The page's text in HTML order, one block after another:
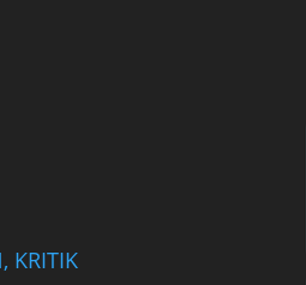
KRITIK